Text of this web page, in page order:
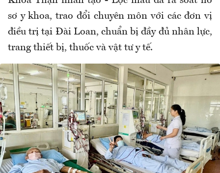
sơ y khoa, trao đổi chuyên môn với các đơn vị
điều trị tại Đài Loan, chuẩn bị đầy đủ nhân lực,
trang thiết bị, thuốc và vật tư y tế.